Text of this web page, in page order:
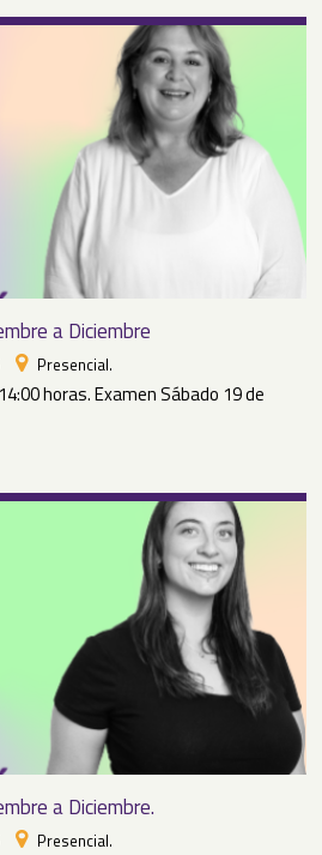
a Diciembre
Presencial.
horas. Examen Sábado 19 de
a Diciembre.
Presencial.